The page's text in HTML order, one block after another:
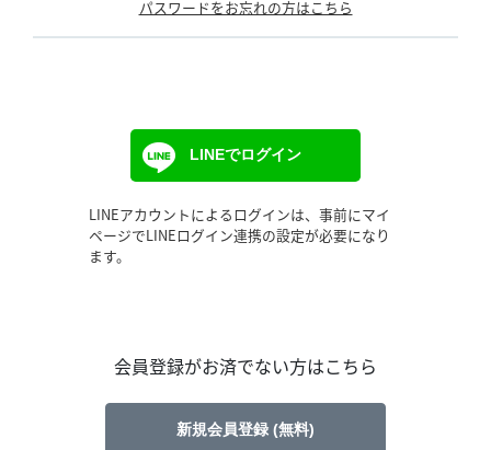
パスワードをお忘れの方はこちら
LINEでログイン
LINEアカウントによるログインは、事前にマイ
ページでLINEログイン連携の設定が必要になり
ます。
会員登録がお済でない方はこちら
新規会員登録 (無料)